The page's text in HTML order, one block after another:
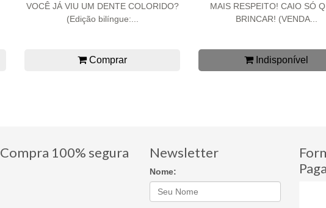
VOCÊ JÁ VIU UM DENTE COLORIDO?
(Edição bilíngue:...
Comprar
MAIS RESPEITO! CAIO SÓ
BRINCAR! (VENDA...
Indisponível
Compra 100% segura Newsletter
Nome: